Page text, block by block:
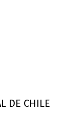
DE CHILE